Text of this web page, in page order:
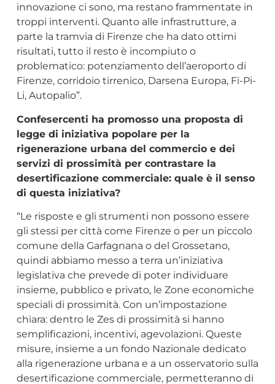
innovazione ci sono, ma restano frammentate in
troppi interventi. Quanto alle infrastrutture, a
parte la tramvia di Firenze che ha dato ottimi
risultati, tutto il resto è incompiuto o
problematico: potenziamento dell’aeroporto di
Firenze, corridoio tirrenico, Darsena Europa, Fi-Pi-
Li, Autopalio”.
Confesercenti ha promosso una proposta di
legge di iniziativa popolare per la
rigenerazione urbana del commercio e dei
servizi di prossimità per contrastare la
desertificazione commerciale: quale è il senso
di questa iniziativa?
“Le risposte e gli strumenti non possono essere
gli stessi per città come Firenze o per un piccolo
comune della Garfagnana o del Grossetano,
quindi abbiamo messo a terra un’iniziativa
legislativa che prevede di poter individuare
insieme, pubblico e privato, le Zone economiche
speciali di prossimità. Con un’impostazione
chiara: dentro le Zes di prossimità si hanno
semplificazioni, incentivi, agevolazioni. Queste
misure, insieme a un fondo Nazionale dedicato
alla rigenerazione urbana e a un osservatorio sulla
desertificazione commerciale, permetteranno di